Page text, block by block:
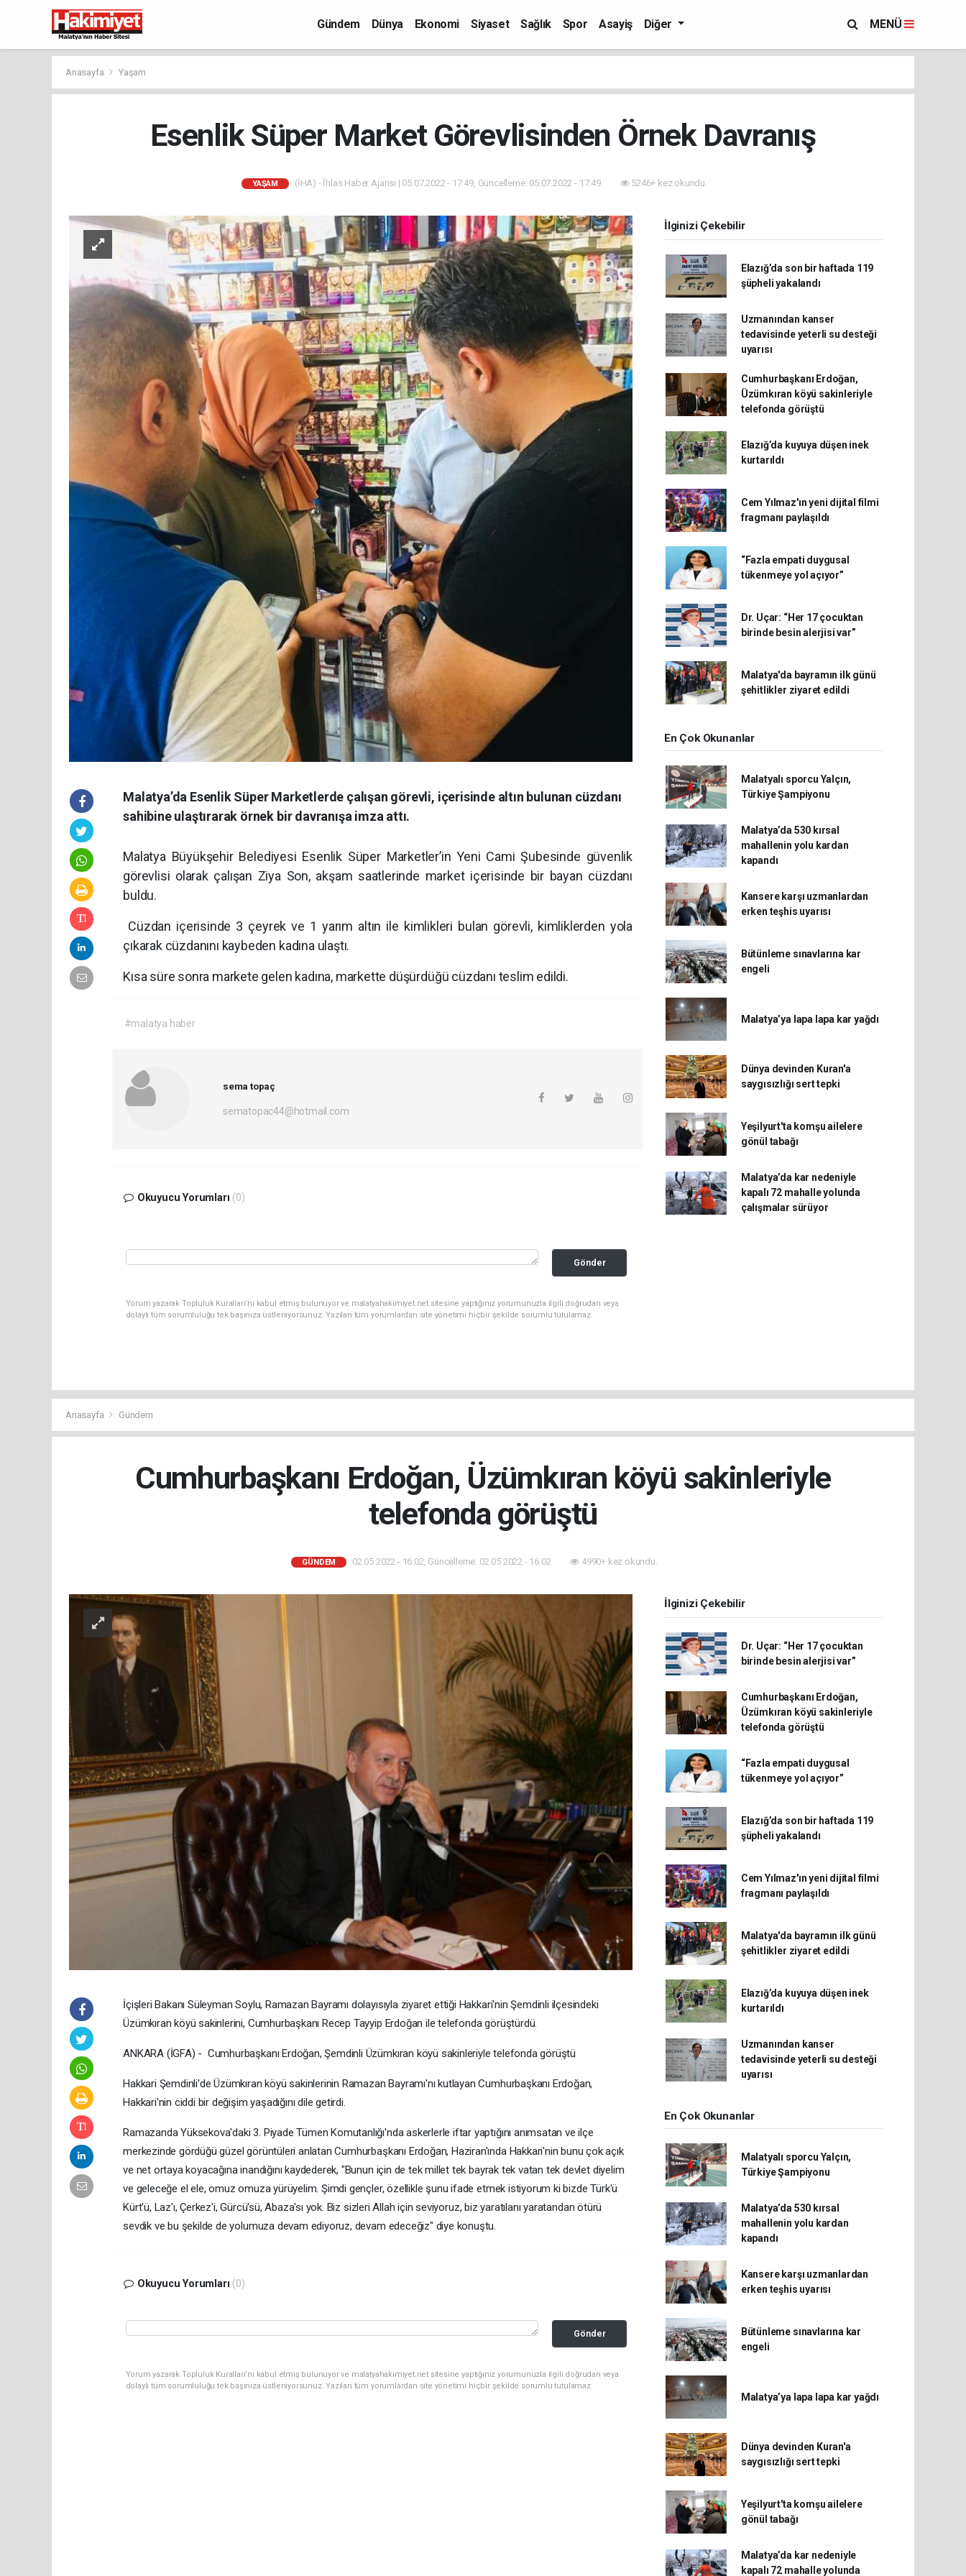
Gündem Dünya Ekonomi Siyaset Sağlık Spor Asayiş Diğer MENÜ
Anasayfa Yaşam
Esenlik Süper Market Görevlisinden Örnek Davranış
YAŞAM (İHA) - İhlas Haber Ajansı | 05.07.2022 - 17:49, Güncelleme: 05.07.2022 - 17:49 5246+ kez okundu.
Malatya’da Esenlik Süper Marketlerde çalışan görevli, içerisinde altın bulunan cüzdanı
sahibine ulaştırarak örnek bir davranışa imza attı.
Malatya Büyükşehir Belediyesi Esenlik Süper Marketler’in Yeni Cami Şubesinde güvenlik
görevlisi olarak çalışan Ziya Son, akşam saatlerinde market içerisinde bir bayan cüzdanı
buldu.
Cüzdan içerisinde 3 çeyrek ve 1 yarım altın ile kimlikleri bulan görevli, kimliklerden yola
çıkarak cüzdanını kaybeden kadına ulaştı.
Kısa süre sonra markete gelen kadına, markette düşürdüğü cüzdanı teslim edildi.
#malatya haber
sema topaç
sematopac44@hotmail.com
Okuyucu Yorumları (0)
Gönder
Yorum yazarak Topluluk Kuralları’nı kabul etmiş bulunuyor ve malatyahakimiyet.net sitesine yaptığınız yorumunuzla ilgili doğrudan veya
dolaylı tüm sorumluluğu tek başınıza üstleniyorsunuz. Yazılan tüm yorumlardan site yönetimi hiçbir şekilde sorumlu tutulamaz.
İlginizi Çekebilir
Elazığ’da son bir haftada 119
şüpheli yakalandı
Uzmanından kanser
tedavisinde yeterli su desteği
uyarısı
Cumhurbaşkanı Erdoğan,
Üzümkıran köyü sakinleriyle
telefonda görüştü
Elazığ’da kuyuya düşen inek
kurtarıldı
Cem Yılmaz'ın yeni dijital filmi
fragmanı paylaşıldı
“Fazla empati duygusal
tükenmeye yol açıyor”
Dr. Uçar: “Her 17 çocuktan
birinde besin alerjisi var”
Malatya'da bayramın ilk günü
şehitlikler ziyaret edildi
En Çok Okunanlar
Malatyalı sporcu Yalçın,
Türkiye Şampiyonu
Malatya’da 530 kırsal
mahallenin yolu kardan
kapandı
Kansere karşı uzmanlardan
erken teşhis uyarısı
Bütünleme sınavlarına kar
engeli
Malatya’ya lapa lapa kar yağdı
Dünya devinden Kuran'a
saygısızlığı sert tepki
Yeşilyurt'ta komşu ailelere
gönül tabağı
Malatya’da kar nedeniyle
kapalı 72 mahalle yolunda
çalışmalar sürüyor
Anasayfa Gündem
Cumhurbaşkanı Erdoğan, Üzümkıran köyü sakinleriyle
telefonda görüştü
GÜNDEM 02.05.2022 - 16:02, Güncelleme: 02.05.2022 - 16:02 4990+ kez okundu.
İçişleri Bakanı Süleyman Soylu, Ramazan Bayramı dolayısıyla ziyaret ettiği Hakkari'nin Şemdinli ilçesindeki
Üzümkıran köyü sakinlerini, Cumhurbaşkanı Recep Tayyip Erdoğan ile telefonda görüştürdü.
ANKARA (İGFA) - Cumhurbaşkanı Erdoğan, Şemdinli Üzümkıran köyü sakinleriyle telefonda görüştü
Hakkari Şemdinli'de Üzümkıran köyü sakinlerinin Ramazan Bayramı'nı kutlayan Cumhurbaşkanı Erdoğan,
Hakkari'nin ciddi bir değişim yaşadığını dile getirdi.
Ramazanda Yüksekova'daki 3. Piyade Tümen Komutanlığı'nda askerlerle iftar yaptığını anımsatan ve ilçe
merkezinde gördüğü güzel görüntüleri anlatan Cumhurbaşkanı Erdoğan, Haziran'ında Hakkari'nin bunu çok açık
ve net ortaya koyacağına inandığını kaydederek, "Bunun için de tek millet tek bayrak tek vatan tek devlet diyelim
ve geleceğe el ele, omuz omuza yürüyelim. Şimdi gençler, özellikle şunu ifade etmek istiyorum ki bizde Türk'ü
Kürt'ü, Laz'ı, Çerkez'i, Gürcü'sü, Abaza'sı yok. Biz sizleri Allah için seviyoruz, biz yaratılanı yaratandan ötürü
sevdik ve bu şekilde de yolumuza devam ediyoruz, devam edeceğiz" diye konuştu.
Okuyucu Yorumları (0)
Gönder
Yorum yazarak Topluluk Kuralları’nı kabul etmiş bulunuyor ve malatyahakimiyet.net sitesine yaptığınız yorumunuzla ilgili doğrudan veya
dolaylı tüm sorumluluğu tek başınıza üstleniyorsunuz. Yazılan tüm yorumlardan site yönetimi hiçbir şekilde sorumlu tutulamaz.
İlginizi Çekebilir
Dr. Uçar: “Her 17 çocuktan
birinde besin alerjisi var”
Cumhurbaşkanı Erdoğan,
Üzümkıran köyü sakinleriyle
telefonda görüştü
“Fazla empati duygusal
tükenmeye yol açıyor”
Elazığ’da son bir haftada 119
şüpheli yakalandı
Cem Yılmaz'ın yeni dijital filmi
fragmanı paylaşıldı
Malatya'da bayramın ilk günü
şehitlikler ziyaret edildi
Elazığ’da kuyuya düşen inek
kurtarıldı
Uzmanından kanser
tedavisinde yeterli su desteği
uyarısı
En Çok Okunanlar
Malatyalı sporcu Yalçın,
Türkiye Şampiyonu
Malatya’da 530 kırsal
mahallenin yolu kardan
kapandı
Kansere karşı uzmanlardan
erken teşhis uyarısı
Bütünleme sınavlarına kar
engeli
Malatya’ya lapa lapa kar yağdı
Dünya devinden Kuran'a
saygısızlığı sert tepki
Yeşilyurt'ta komşu ailelere
gönül tabağı
Malatya’da kar nedeniyle
kapalı 72 mahalle yolunda